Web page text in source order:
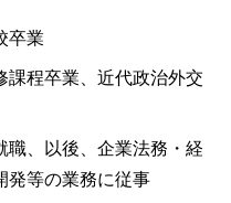
卒業
課程卒業、近代政治外交
職、以後、企業法務・経
発等の業務に従事